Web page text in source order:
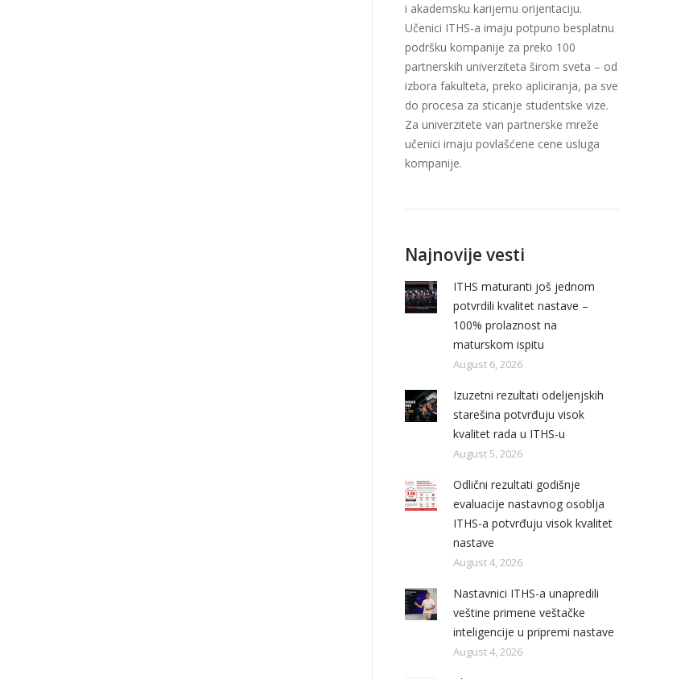
i akademsku karijernu orijentaciju.
Učenici ITHS-a imaju potpuno besplatnu
podršku kompanije za preko 100
partnerskih univerziteta širom sveta – od
izbora fakulteta, preko apliciranja, pa sve
do procesa za sticanje studentske vize.
Za univerzitete van partnerske mreže
učenici imaju povlašćene cene usluga
kompanije.
Najnovije vesti
ITHS maturanti još jednom
potvrdili kvalitet nastave –
100% prolaznost na
maturskom ispitu
August 6, 2026
Izuzetni rezultati odeljenjskih
starešina potvrđuju visok
kvalitet rada u ITHS-u
August 5, 2026
Odlični rezultati godišnje
evaluacije nastavnog osoblja
ITHS-a potvrđuju visok kvalitet
nastave
August 4, 2026
Nastavnici ITHS-a unapredili
veštine primene veštačke
inteligencije u pripremi nastave
August 4, 2026